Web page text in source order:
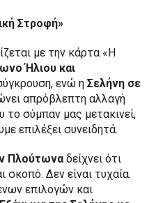
Στροφή»
με την κάρτα «Η
Ήλιου και
ενώ η Σελήνη σε
απρόβλεπτη αλλαγή
το σύμπαν μας μετακινεί,
επιλέξει συνειδητά.
Πλούτωναδείχνει ότι
σκοπό. Δεν είναι τυχαία.
επιλογών και